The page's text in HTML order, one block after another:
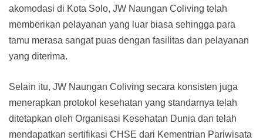
akomodasi di Kota Solo, JW Naungan Coliving telah
memberikan pelayanan yang luar biasa sehingga para
tamu merasa sangat puas dengan fasilitas dan pelayanan
yang diterima.
Selain itu, JW Naungan Coliving secara konsisten juga
menerapkan protokol kesehatan yang standarnya telah
ditetapkan oleh Organisasi Kesehatan Dunia dan telah
mendapatkan sertifikasi CHSE dari Kementrian Pariwisata